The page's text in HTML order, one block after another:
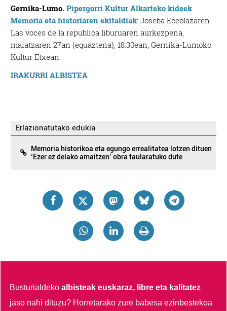
Gernika-Lumo. Pipergorri Kultur Alkarteko kideek
Memoria eta historiaren ekitaldiak: Joseba Eceolazaren
Las voces de la republica liburuaren aurkezpena,
maiatzaren 27an (eguaztena), 18:30ean, Gernika-Lumoko
Kultur Etxean.
IRAKURRI ALBISTEA
Erlazionatutako edukia
Memoria historikoa eta egungo errealitatea lotzen dituen
‘Ezer ez delako amaitzen’ obra taularatuko dute
Busturialdekoalbisteak euskaraz, libre eta kalitatez
jaso nahi dituzu? Horretarako zure babesa ezinbestekoa